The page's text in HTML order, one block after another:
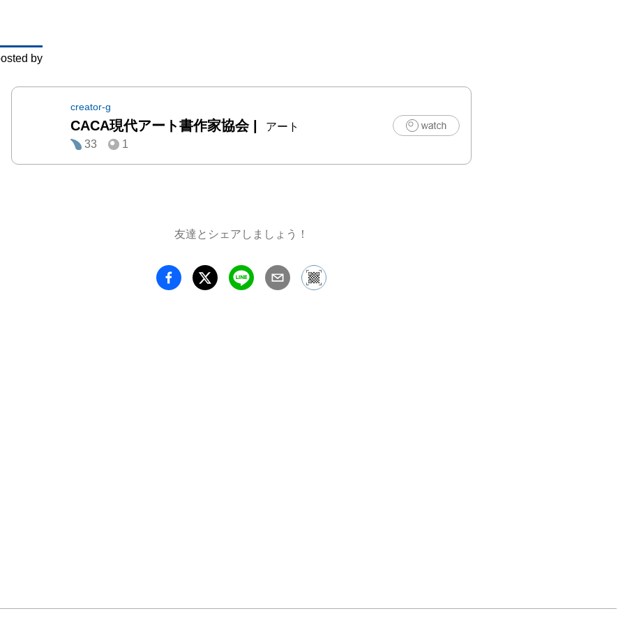
by
creator-g
CACA現代アート書作家協会|
アート
33
1
友達とシェアしましょう！